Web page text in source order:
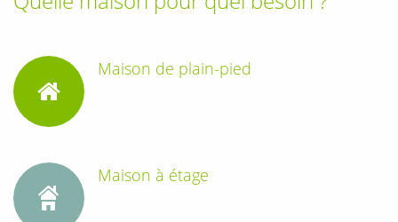
Maison de plain-pied
Maison à étage